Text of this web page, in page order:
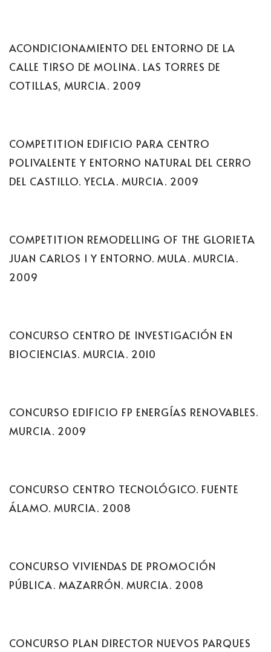
ACONDICIONAMIENTO DEL ENTORNO DE LA
CALLE TIRSO DE MOLINA. LAS TORRES DE
COTILLAS, MURCIA. 2009
COMPETITION EDIFICIO PARA CENTRO
POLIVALENTE Y ENTORNO NATURAL DEL CERRO
DEL CASTILLO. YECLA. MURCIA. 2009
COMPETITION REMODELLING OF THE GLORIETA
JUAN CARLOS I Y ENTORNO. MULA. MURCIA.
2009
CONCURSO CENTRO DE INVESTIGACIÓN EN
BIOCIENCIAS. MURCIA. 2010
CONCURSO EDIFICIO FP ENERGÍAS RENOVABLES.
MURCIA. 2009
CONCURSO CENTRO TECNOLÓGICO. FUENTE
ÁLAMO. MURCIA. 2008
CONCURSO VIVIENDAS DE PROMOCIÓN
PÚBLICA. MAZARRÓN. MURCIA. 2008
CONCURSO PLAN DIRECTOR NUEVOS PARQUES